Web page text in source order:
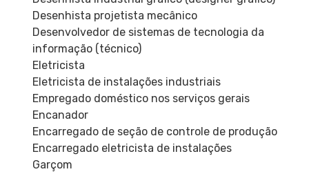
Desenhista projetista mecânico
Desenvolvedor de sistemas de tecnologia da
informação (técnico)
Eletricista
Eletricista de instalações industriais
Empregado doméstico nos serviços gerais
Encanador
Encarregado de seção de controle de produção
Encarregado eletricista de instalações
Garçom